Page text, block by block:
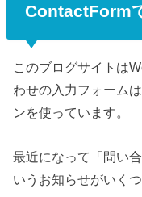
ContactForm
このブログサイトは
わせの入力フォーム
ンを使っています。
最近になって「問い
いうお知らせがいく